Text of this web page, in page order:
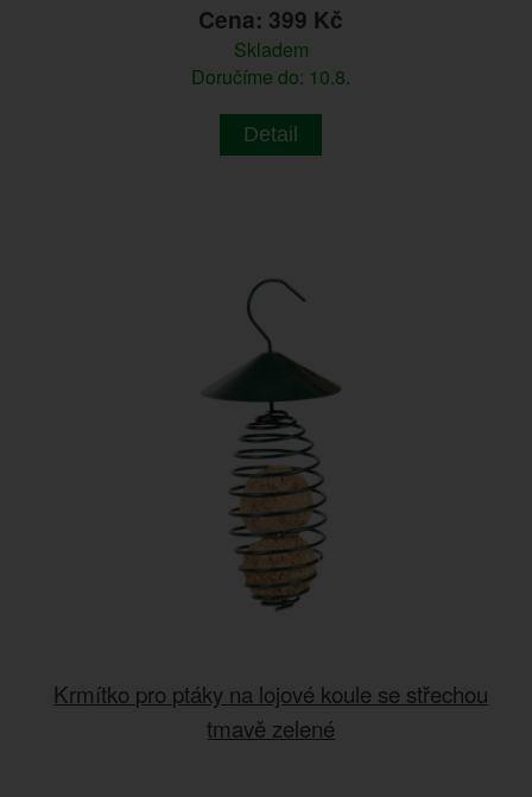
Cena: 399 Kč
Skladem
Doručíme do: 10.8.
Detail
Krmítko pro ptáky na lojové koule se střechou
tmavě zelené